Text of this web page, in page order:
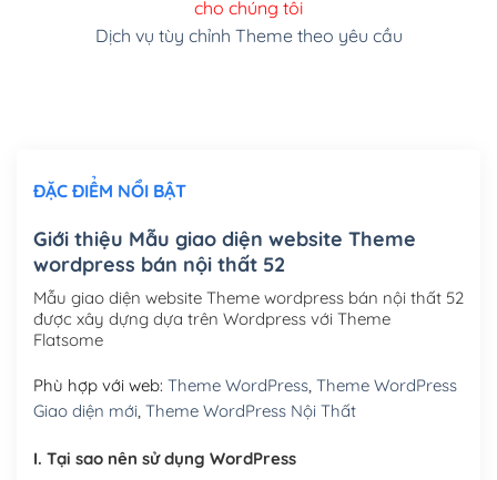
Cài đặt SMTP Mail cho site Wordpress(+100,000₫)
Mua thêm Host + Tên miền
Tên miền quốc tế .com .net .org (1 năm)
Tên miền Việt Nam .vn (1 năm)
Hosting 2GB SSD (1 năm)(+450,000₫)
Hosting 5GB SSD (1 năm) (+650,000₫)
cho chúng tôi
Dịch vụ tùy chỉnh Theme theo yêu cầu
ĐẶC ĐIỂM NỔI BẬT
Giới thiệu Mẫu giao diện website Theme
wordpress bán nội thất 52
Mẫu giao diện website Theme wordpress bán nội thất 52
được xây dựng dựa trên Wordpress với Theme
Flatsome
Phù hợp với web: Theme WordPress, Theme WordPress
Giao diện mới, Theme WordPress Nội Thất
I. Tại sao nên sử dụng WordPress